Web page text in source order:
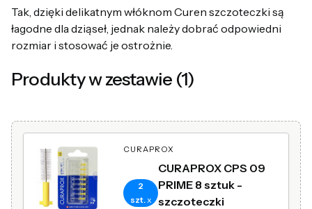
Tak, dzięki delikatnym włóknom Curen szczoteczki są
łagodne dla dziąseł, jednak należy dobrać odpowiedni
rozmiar i stosować je ostrożnie.
Produkty w zestawie (1)
CURAPROX
2
szt.x
CURAPROX CPS 09
PRIME 8 sztuk -
szczoteczki